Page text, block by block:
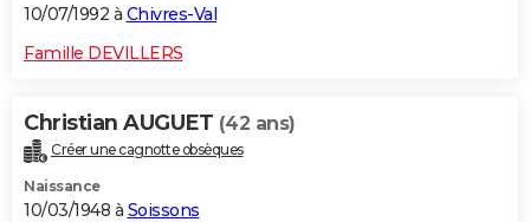
10/07/1992 à Chivres-Val
Famille DEVILLERS
Christian AUGUET (42 ans)
Créer une cagnotte obsèques
Naissance
10/03/1948 à Soissons